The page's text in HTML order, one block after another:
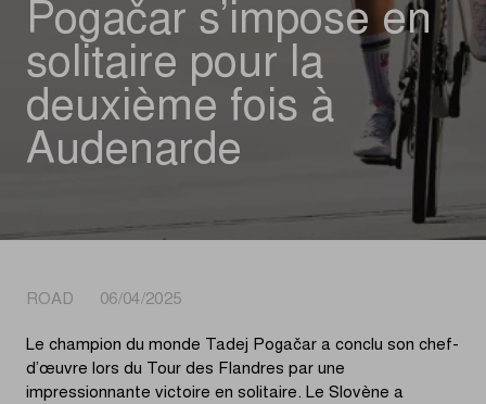
Pogačar s’impose en
solitaire pour la
deuxième fois à
Audenarde
ROAD 06/04/2025
Le champion du monde Tadej Pogačar a conclu son chef-
d’œuvre lors du Tour des Flandres par une
impressionnante victoire en solitaire. Le Slovène a